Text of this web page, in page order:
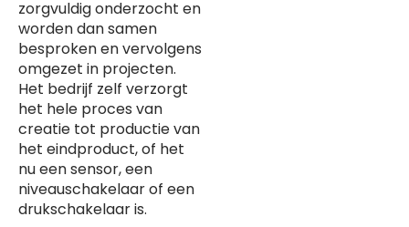
zorgvuldig onderzocht en
worden dan samen
besproken en vervolgens
omgezet in projecten.
Het bedrijf zelf verzorgt
het hele proces van
creatie tot productie van
het eindproduct, of het
nu een sensor, een
niveauschakelaar of een
drukschakelaar is.